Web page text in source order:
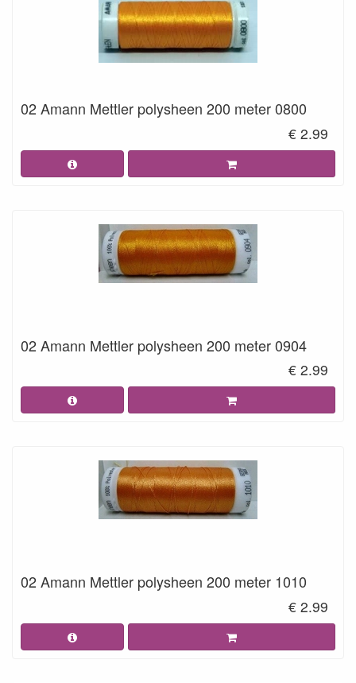
02 Amann Mettler polysheen 200 meter 0800
€ 2.99
02 Amann Mettler polysheen 200 meter 0904
€ 2.99
02 Amann Mettler polysheen 200 meter 1010
€ 2.99